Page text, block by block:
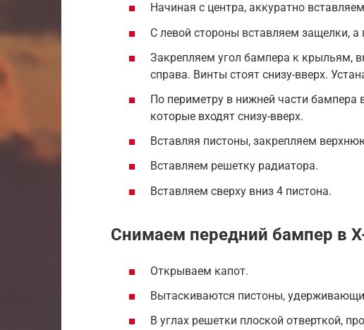
Начиная с центра, аккуратно
С левой стороны вставляем защелки, а
Закрепляем угол бампера к крыльям,
справа. Винты стоят снизу-вверх.
По периметру в нижней части
которые входят снизу-вверх.
Вставляя пистоны, закрепляем
Вставляем решетку радиатора.
Вставляем сверху вниз 4 пистона.
Снимаем передний бампер в
Открываем капот.
Вытаскиваются пистоны,
В углах решетки плоской отверткой,